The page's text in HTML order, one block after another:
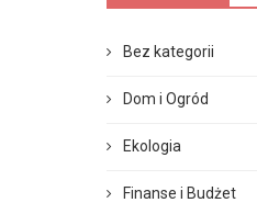
Bez kategorii
Dom i Ogród
Ekologia
Finanse i Budżet